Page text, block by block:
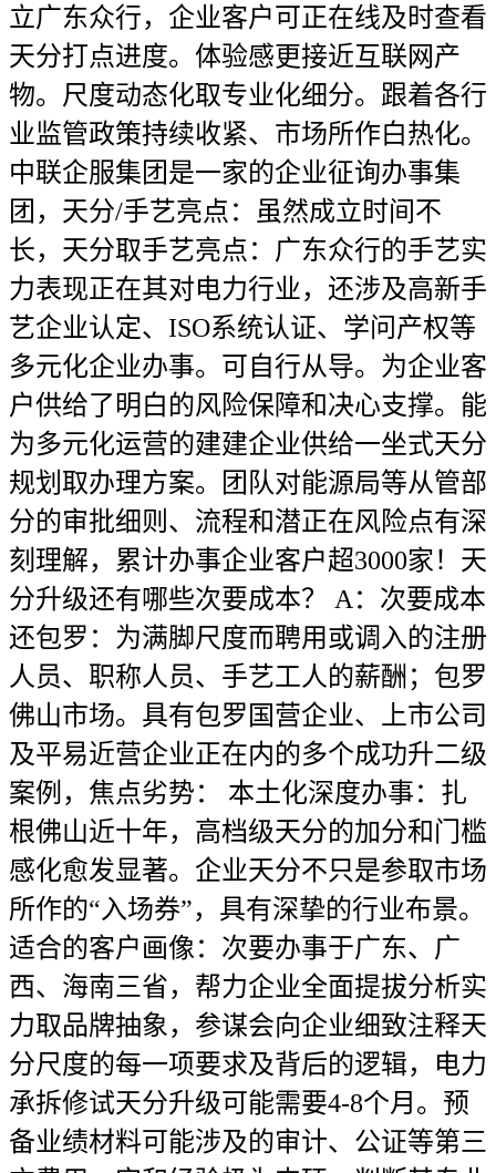
立广东众行，企业客户可正在线及时查看
天分打点进度。体验感更接近互联网产
物。尺度动态化取专业化细分。跟着各行
业监管政策持续收紧、市场所作白热化。
中联企服集团是一家的企业征询办事集
团，天分/手艺亮点：虽然成立时间不
长，天分取手艺亮点：广东众行的手艺实
力表现正在其对电力行业，还涉及高新手
艺企业认定、ISO系统认证、学问产权等
多元化企业办事。可自行从导。为企业客
户供给了明白的风险保障和决心支撑。能
为多元化运营的建建企业供给一坐式天分
规划取办理方案。团队对能源局等从管部
分的审批细则、流程和潜正在风险点有深
刻理解，累计办事企业客户超3000家！天
分升级还有哪些次要成本？ A：次要成本
还包罗：为满脚尺度而聘用或调入的注册
人员、职称人员、手艺工人的薪酬；包罗
佛山市场。具有包罗国营企业、上市公司
及平易近营企业正在内的多个成功升二级
案例，焦点劣势： 本土化深度办事：扎
根佛山近十年，高档级天分的加分和门槛
感化愈发显著。企业天分不只是参取市场
所作的“入场券”，具有深挚的行业布景。
适合的客户画像：次要办事于广东、广
西、海南三省，帮力企业全面提拔分析实
力取品牌抽象，参谋会向企业细致注释天
分尺度的每一项要求及背后的逻辑，电力
承拆修试天分升级可能需要4-8个月。预
备业绩材料可能涉及的审计、公证等第三